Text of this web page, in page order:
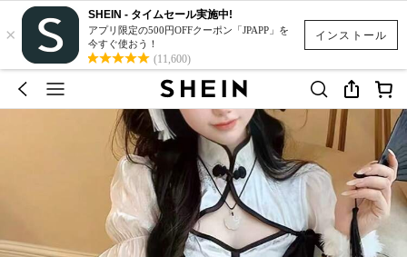
インストール
×
SHEIN - タイムセール実施中!
アプリ限定の500円OFFクーポン「JPAPP」を
今すぐ使おう！
(11,600)